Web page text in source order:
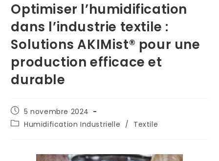
Optimiser l’humidification
dans l’industrie textile :
Solutions AKIMist® pour une
production efficace et
durable
5 novembre 2024
Humidification Industrielle / Textile